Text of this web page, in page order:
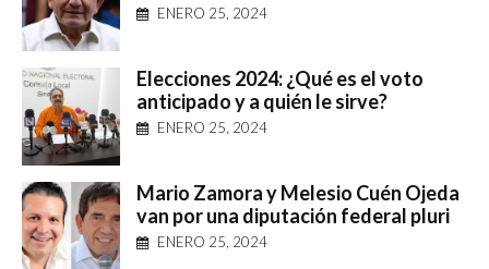
ENERO 25, 2024
Elecciones 2024: ¿Qué es el voto
anticipado y a quién le sirve?
ENERO 25, 2024
Mario Zamora y Melesio Cuén Ojeda
van por una diputación federal pluri
ENERO 25, 2024